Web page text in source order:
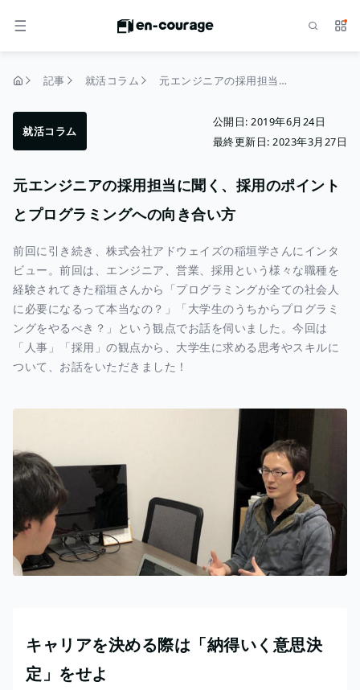
メニュー サ
記事 就活コラム 元エンジニアの採用担当に聞く、採用のポイントとプログラミングへの向き合い方
就活コラム
公開日: 2019年6月24日
最終更新日: 2023年3月27日
元エンジニアの採用担当に聞く、採用のポイント
とプログラミングへの向き合い方
前回に引き続き、株式会社アドウェイズの稲垣学さんにインタ
ビュー。前回は、エンジニア、営業、採用という様々な職種を
経験されてきた稲垣さんから「プログラミングが全ての社会人
に必要になるって本当なの？」「大学生のうちからプログラミ
ングをやるべき？」という観点でお話を伺いました。今回は
「人事」「採用」の観点から、大学生に求める思考やスキルに
ついて、お話をいただきました！
キャリアを決める際は「納得いく意思決
定」をせよ